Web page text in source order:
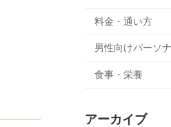
料金・通い方
男性向けパーソ
食事・栄養
アーカイブ